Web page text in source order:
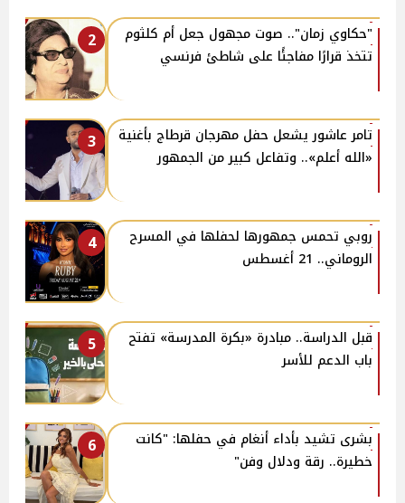
2
"حكاوي زمان".. صوت مجهول جعل أم كلثوم
تتخذ قرارًا مفاجئًا على شاطئ فرنسي
3
تامر عاشور يشعل حفل مهرجان قرطاج بأغنية
«الله أعلم».. وتفاعل كبير من الجمهور
4
روبي تحمس جمهورها لحفلها في المسرح
الروماني.. 21 أغسطس
5
قبل الدراسة.. مبادرة «بكرة المدرسة» تفتح
باب الدعم للأسر
6
بشرى تشيد بأداء أنغام في حفلها: "كانت
خطيرة.. رقة ودلال وفن"